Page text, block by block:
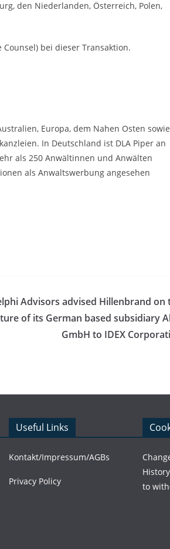
den Niederlanden, Österreich, Polen,
bei dieser Transaktion.
Europa, dem Nahen Osten sowie
In Deutschland ist DLA Piper an
als 250 Anwältinnen und Anwälten
als Anwaltswerbung angesehen
Advisors advised Hillenbrand on
of its German based subsidiary
GmbH to IDEX
Useful Links
Kontakt/Impressum/AGBs
Privacy Policy
to